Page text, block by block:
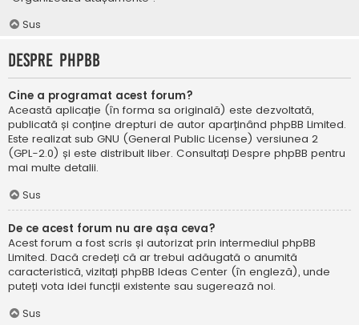
Sus
Despre phpBB
Cine a programat acest forum?
Această aplicație (în forma sa originală) este dezvoltată,
publicată și conține drepturi de autor aparținând phpBB Limited.
Este realizat sub GNU (General Public License) versiunea 2
(GPL-2.0) și este distribuit liber. Consultați Despre phpBB pentru
mai multe detalii.
Sus
De ce acest forum nu are așa ceva?
Acest forum a fost scris și autorizat prin intermediul phpBB
Limited. Dacă credeți că ar trebui adăugată o anumită
caracteristică, vizitați phpBB Ideas Center (în engleză), unde
puteți vota idei funcții existente sau sugerează noi.
Sus